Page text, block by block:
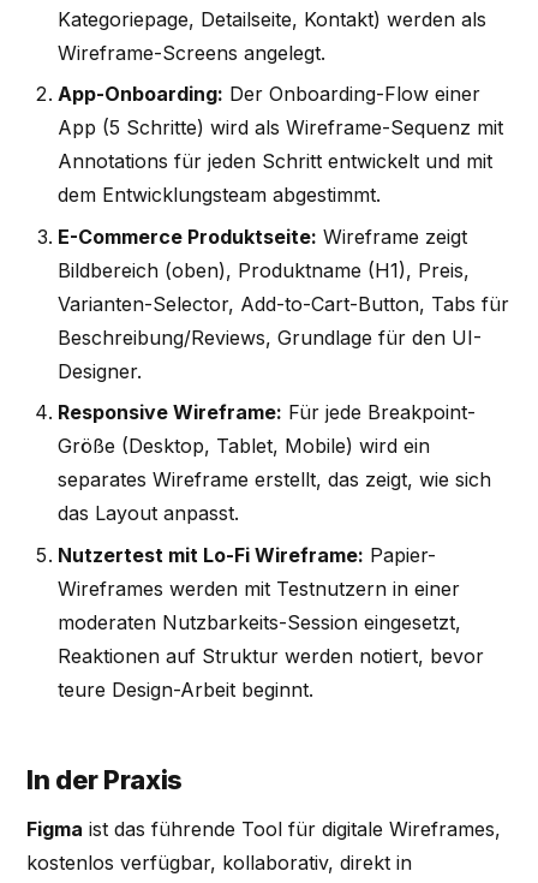
Kategoriepage, Detailseite, Kontakt) werden als
Wireframe-Screens angelegt.
App-Onboarding: Der Onboarding-Flow einer
App (5 Schritte) wird als Wireframe-Sequenz mit
Annotations für jeden Schritt entwickelt und mit
dem Entwicklungsteam abgestimmt.
E-Commerce Produktseite: Wireframe zeigt
Bildbereich (oben), Produktname (H1), Preis,
Varianten-Selector, Add-to-Cart-Button, Tabs für
Beschreibung/Reviews, Grundlage für den UI-
Designer.
Responsive Wireframe: Für jede Breakpoint-
Größe (Desktop, Tablet, Mobile) wird ein
separates Wireframe erstellt, das zeigt, wie sich
das Layout anpasst.
Nutzertest mit Lo-Fi Wireframe: Papier-
Wireframes werden mit Testnutzern in einer
moderaten Nutzbarkeits-Session eingesetzt,
Reaktionen auf Struktur werden notiert, bevor
teure Design-Arbeit beginnt.
In der Praxis
Figma ist das führende Tool für digitale Wireframes,
kostenlos verfügbar, kollaborativ, direkt in